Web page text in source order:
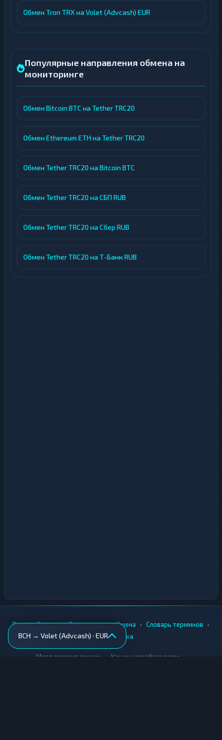
Обмен Tron TRX на Volet (Advcash) EUR
Популярные направления обмена на
мониторинге
Обмен Bitcoin BTC на Tether TRC20
Обмен Ethereum ETH на Tether TRC20
Обмен Tether TRC20 на Bitcoin BTC
Обмен Tether TRC20 на СБП RUB
Обмен Tether TRC20 на Сбер RUB
Обмен Tether TRC20 на Т-Банк RUB
BCH → Volet (Advcash) · EUR
Вики • Города • Безопасность обмена • Словарь терминов •
AML-проверка
Методология оценки Как мы зарабатываем